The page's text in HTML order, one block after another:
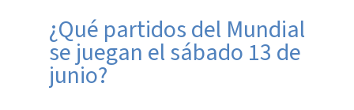
¿Qué partidos del Mundial
se juegan el sábado 13 de
junio?